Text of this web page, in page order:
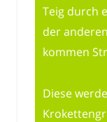
Teig durch
der
kommen
Diese